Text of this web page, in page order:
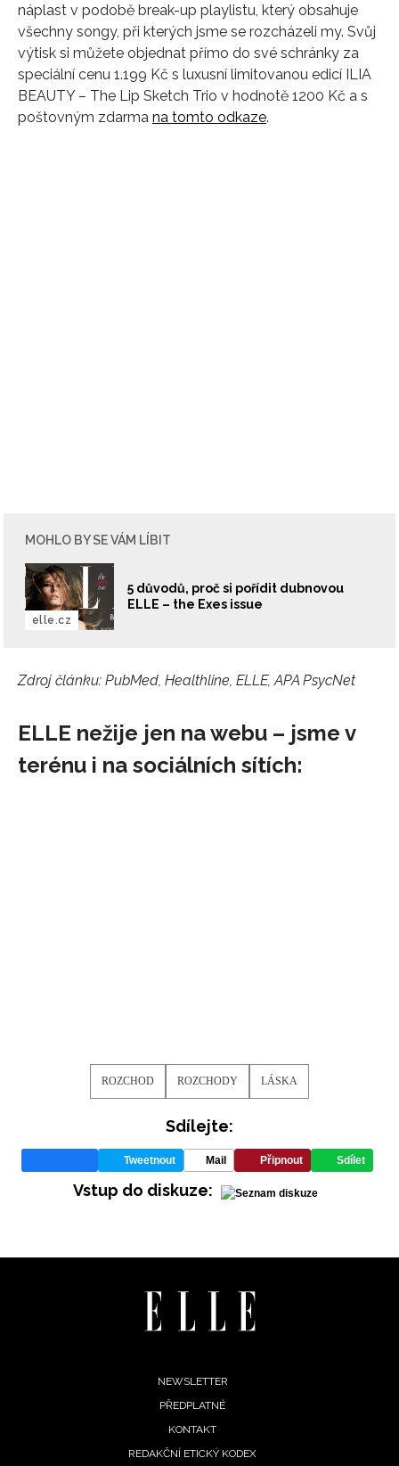
NEWSLETTER
soukromí BurdaMedia Extra s.r.o., zaškrtněte toto pole.
náplast v podobě break-up playlistu, který obsahuje
všechny songy, při kterých jsme se rozcházeli my. Svůj
výtisk si můžete objednat přímo do své schránky za
speciální cenu 1.199 Kč s luxusní limitovanou edicí ILIA
BEAUTY – The Lip Sketch Trio v hodnotě 1200 Kč a s
poštovným zdarma na tomto odkaze.
MOHLO BY SE VÁM LÍBIT
5 důvodů, proč si pořídit dubnovou
ELLE – the Exes issue
elle.cz
Zdroj článku: PubMed, Healthline, ELLE, APA PsycNet
ELLE nežije jen na webu – jsme v
terénu i na sociálních sítích:
ROZCHOD ROZCHODY LÁSKA
Sdílejte:
Tweetnout Mail Připnout Sdílet
Vstup do diskuze:
NEWSLETTER
PŘEDPLATNÉ
KONTAKT
REDAKČNÍ ETICKÝ KODEX